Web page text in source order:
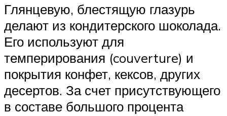
Глянцевую, блестящую глазурь
делают из кондитерского шоколада.
Его используют для
темперирования (couverture) и
покрытия конфет, кексов, других
десертов. За счет присутствующего
в составе большого процента